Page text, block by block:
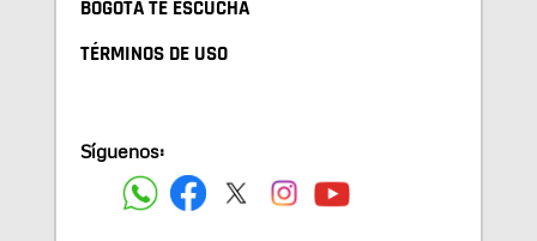
BOGOTA TE ESCUCHA
TÉRMINOS DE USO
Síguenos: